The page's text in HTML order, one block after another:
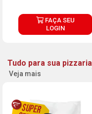
FAÇA SEU
LOGIN
Tudo para sua pizzaria
Veja mais